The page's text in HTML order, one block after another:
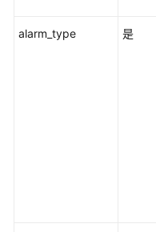
（阿
alarm_type 是